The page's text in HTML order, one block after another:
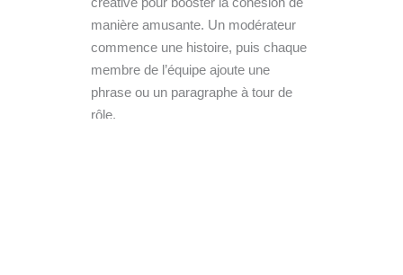
manière amusante. Un modérateur
commence une histoire, puis chaque
membre de l’équipe ajoute une
phrase ou un paragraphe à tour de
rôle.